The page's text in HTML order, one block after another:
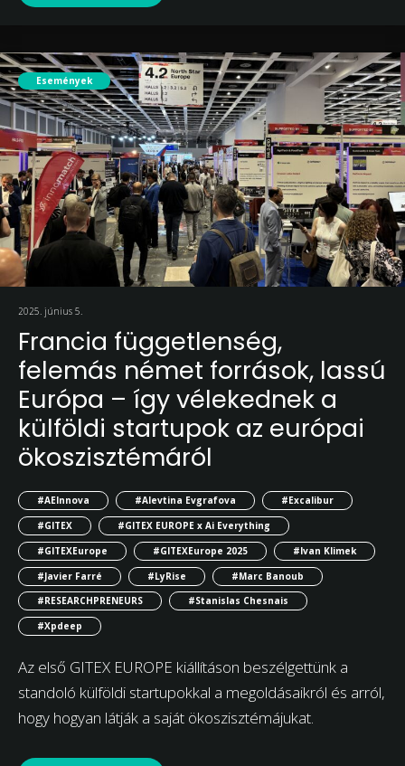
Események
2025. június 5.
Francia függetlenség,
felemás német források, lassú
Európa – így vélekednek a
külföldi startupok az európai
ökoszisztémáról
#AEInnova #Alevtina Evgrafova
#Excalibur
#GITEX
#GITEX EUROPE x Ai Everything
#GITEXEurope
#GITEXEurope 2025
#Ivan Klimek
#Javier Farré
#LyRise
#Marc Banoub
#RESEARCHPRENEURS
#Stanislas Chesnais
#Xpdeep
Az első GITEX EUROPE kiállításon beszélgettünk a
standoló külföldi startupokkal a megoldásaikról és arról,
hogy hogyan látják a saját ökoszisztémájukat.